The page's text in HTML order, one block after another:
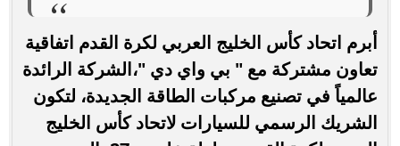
أبرم اتحاد كأس الخليج العربي لكرة القدم اتفاقية
تعاون مشتركة مع " بي واي دي "،الشركة الرائدة
عالمياً في تصنيع مركبات الطاقة الجديدة، لتكون
الشريك الرسمي للسيارات لاتحاد كأس الخليج